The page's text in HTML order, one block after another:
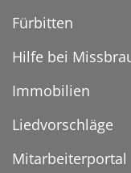
Fürbitten
Hilfe bei
Immobilien
Liedvorschläge
Mitarbeiterportal